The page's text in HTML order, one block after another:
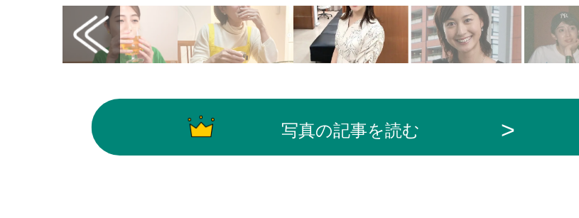
写真の記事を読む